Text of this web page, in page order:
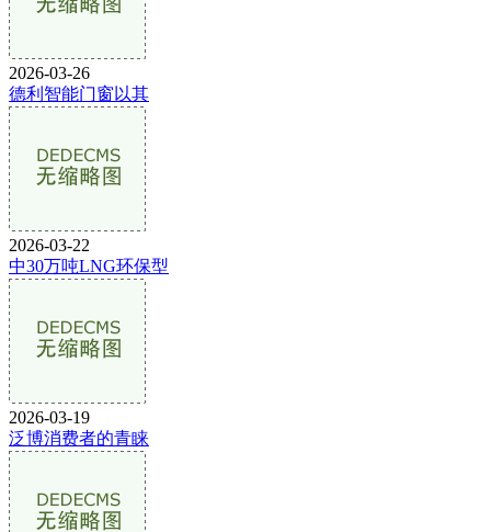
2026-03-26
德利智能门窗以其
2026-03-22
中30万吨LNG环保型
2026-03-19
泛博消费者的青睐